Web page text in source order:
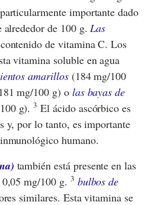
importante dado
alrededor de 100 g.Las
de vitamina C. Los
vitamina soluble en agua
amarillos(184 mg/100
mg/100 g) o las bayas de
g).3 El ácido ascórbico es
y, por lo tanto, es importante
humano.
también está presente en las
mg/100 g. 3 bulbos de
similares. Esta vitamina se